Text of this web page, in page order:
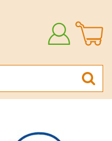
Přihlásit